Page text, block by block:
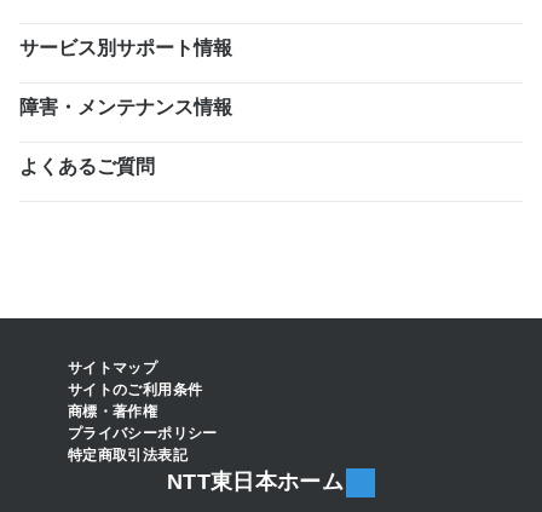
サービス別サポート情報
障害・メンテナンス情報
よくあるご質問
サイトマップ
サイトのご利用条件
商標・著作権
プライバシーポリシー
特定商取引法表記
NTT東日本ホーム